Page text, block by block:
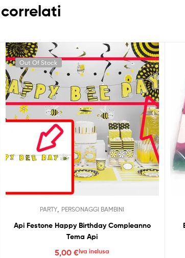
Out Of Stock
PARTY PERSONAGGI BAMBINI
Api Festone Happy Birthday Compleanno
Tema Api
5,00€Iva inclusa